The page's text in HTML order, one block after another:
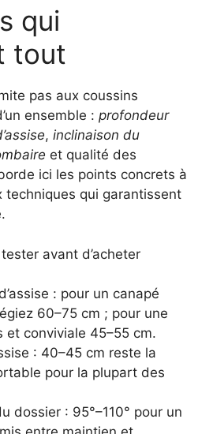
qui
tout
pas aux coussins
ensemble : profondeur
, inclinaison du
et qualité des
ici les points concrets à
techniques qui garantissent
avant d’acheter
: pour un canapé
60–75 cm ; pour une
et conviviale 45–55 cm.
: 40–45 cm reste la
pour la plupart des
dossier : 95°–110° pour un